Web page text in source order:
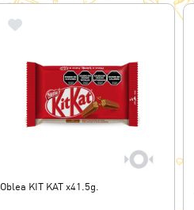
Oblea KIT KAT x41.5g.